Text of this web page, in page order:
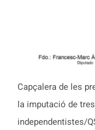
Capçalera de les
la imputació de
independentistes/